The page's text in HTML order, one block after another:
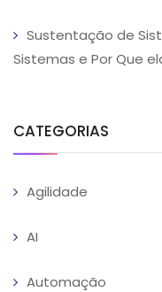
Sustentação de
Sistemas e Por Que
CATEGORIAS
Agilidade
AI
Automação